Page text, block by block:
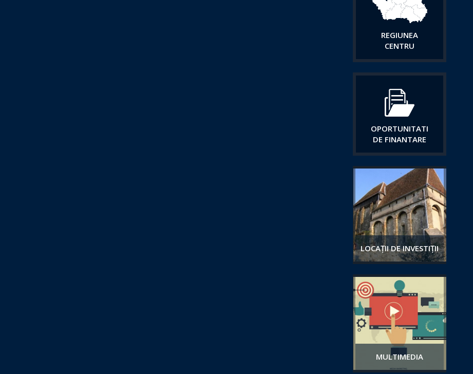
REGIUNEA
CENTRU
OPORTUNITATI
DE FINANTARE
LOCAȚII DE INVESTIȚII
MULTIMEDIA